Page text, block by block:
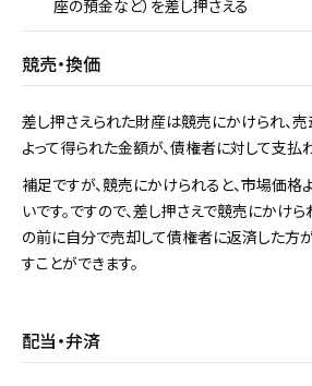
座の預金など）を差し押さえる
競売・換価
差し押さえられた財産は競売にかけられ、売
よって得られた金額が、債権者に対して支払
補足ですが、競売にかけられると、市場価格
いです。ですので、差し押さえで競売にかけら
の前に自分で売却して債権者に返済した方
すことができます。
配当・弁済